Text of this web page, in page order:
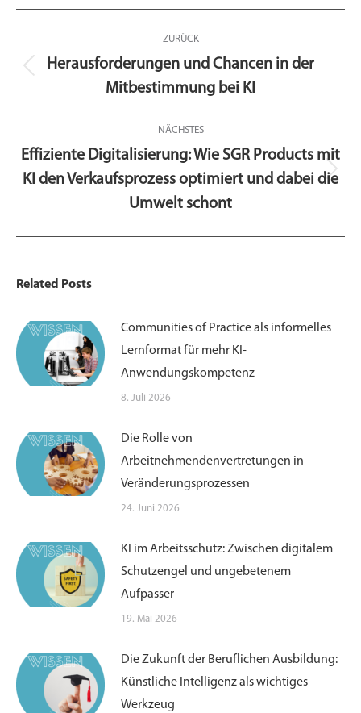
Kommentarnavigation
ZURÜCK
Beitrag:
Herausforderungen und Chancen in der
Mitbestimmung bei KI
NÄCHSTES
Nächster
Beitrag:
Effiziente Digitalisierung: Wie SGR Products mit
KI den Verkaufsprozess optimiert und dabei die
Umwelt schont
Related Posts
Communities of Practice als informelles
Lernformat für mehr KI-
Anwendungskompetenz
8. Juli 2026
Die Rolle von
Arbeitnehmendenvertretungen in
Veränderungsprozessen
24. Juni 2026
KI im Arbeitsschutz: Zwischen digitalem
Schutzengel und ungebetenem
Aufpasser
19. Mai 2026
Die Zukunft der Beruflichen Ausbildung:
Künstliche Intelligenz als wichtiges
Werkzeug